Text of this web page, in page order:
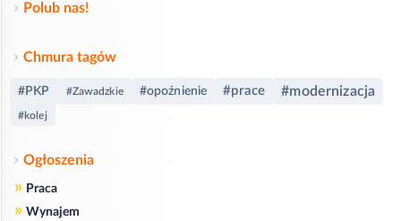
Polub nas!
Chmura tagów
#PKP #Zawadzkie #opoźnienie #prace #modernizacja
#kolej
Ogłoszenia
» Praca
» Wynajem